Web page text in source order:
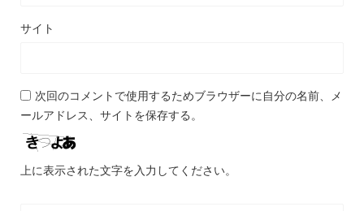
サイト
次回のコメントで使用するためブラウザーに自分の名前、メ
ールアドレス、サイトを保存する。
上に表示された文字を入力してください。